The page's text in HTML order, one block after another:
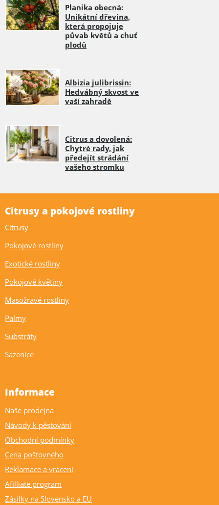
Planika obecná:
Unikátní dřevina,
která propojuje
půvab květů a chuť
plodů
Albizia julibrissin:
Hedvábný skvost ve
vaší zahradě
Citrus a dovolená:
Chytré rady, jak
předejít strádání
vašeho stromku
Citrusy a pokojové rostliny
Citrusy
Pokojové rostliny
Exotické rostliny
Pokojové květiny
Masožravé rostliny
Palmy
Substráty
Sazenice
Informace
Naše prodejna
Návody k pěstování
Obchodní podmínky
Cena poštovného
Reklamace a vrácení
Afilliate program
Zásilky na Slovensko a EU